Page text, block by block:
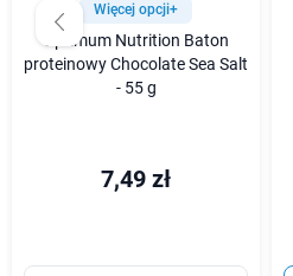
Więcej opcji+
Optimum Nutrition Baton
proteinowy Chocolate Sea Salt
- 55 g
7,49 zł